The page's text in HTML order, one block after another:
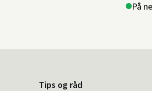
På
Tips og råd